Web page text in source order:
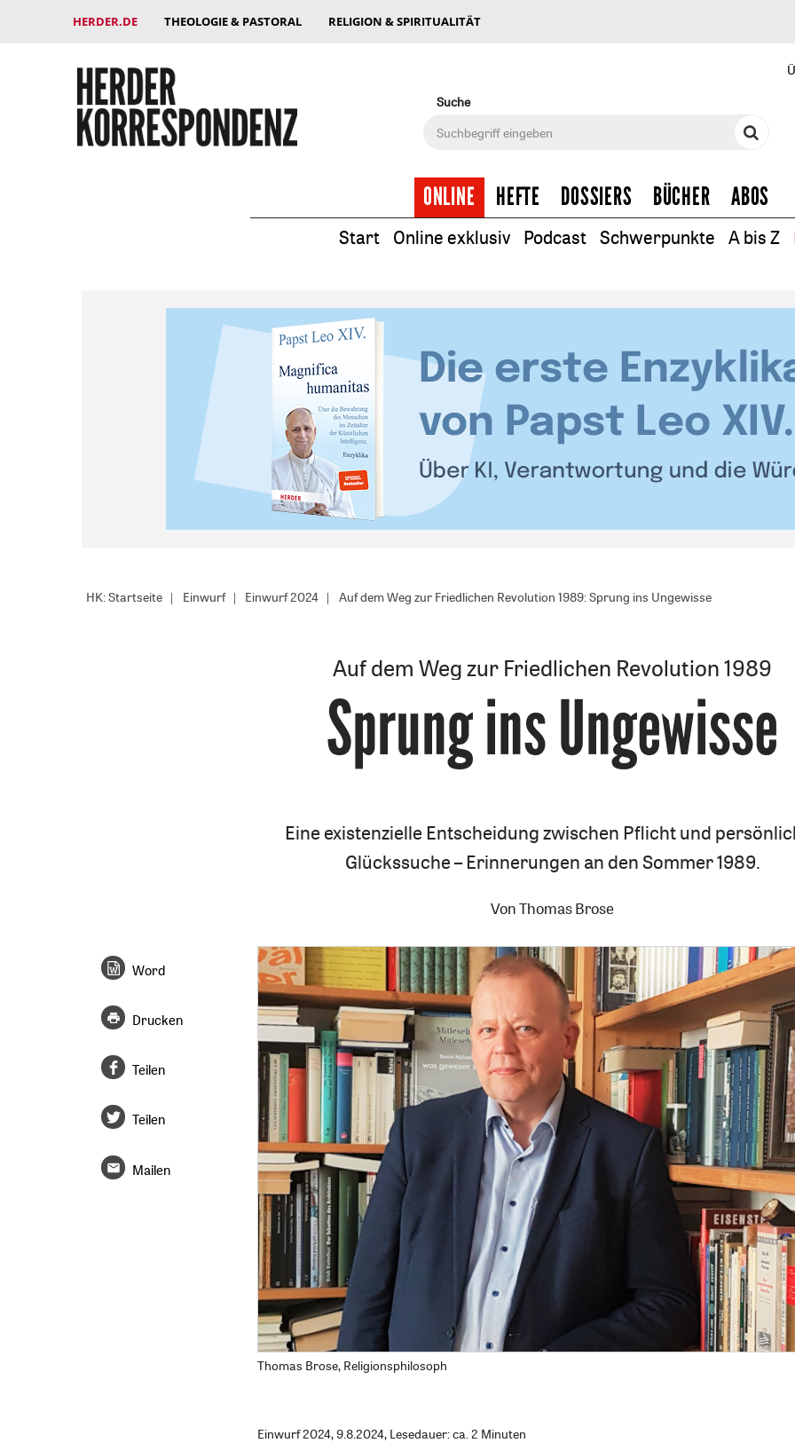
HERDER.DE THEOLOGIE & PASTORAL RELIGION & SPIRITUALITÄT
Suche
ONLINE HEFTE DOSSIERS BÜCHER ABOS
Start Online exklusiv Podcast Schwerpunkte A bis Z
HK: Startseite Einwurf Einwurf 2024 Auf dem Weg zur Friedlichen Revolution 1989: Sprung ins Ungewisse
Auf dem Weg zur Friedlichen Revolution 1989
:
Sprung ins Ungewisse
Eine existenzielle Entscheidung zwischen Pflicht und
Glückssuche – Erinnerungen an den Sommer 1989.
VonThomas Brose
Thomas Brose, Religionsphilosoph
Einwurf 2024, 9.8.2024, Lesedauer: ca. 2 Minuten
Word
Drucken
Teilen
Teilen
Mailen